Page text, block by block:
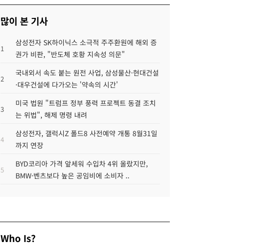
많이 본 기사
1
삼성전자 SK하이닉스 소극적 주주환원에 해외 증
권가 비판, "반도체 호황 지속성 의문"
2
국내외서 속도 붙는 원전 사업, 삼성물산·현대건설
·대우건설에 다가오는 '약속의 시간'
3
미국 법원 "트럼프 정부 풍력 프로젝트 동결 조치
는 위법", 해제 명령 내려
4
삼성전자, 갤럭시Z 폴드8 사전예약 개통 8월31일
까지 연장
5
BYD코리아 가격 앞세워 수입차 4위 올랐지만,
BMW·벤츠보다 높은 공임비에 소비자 ..
Who Is?